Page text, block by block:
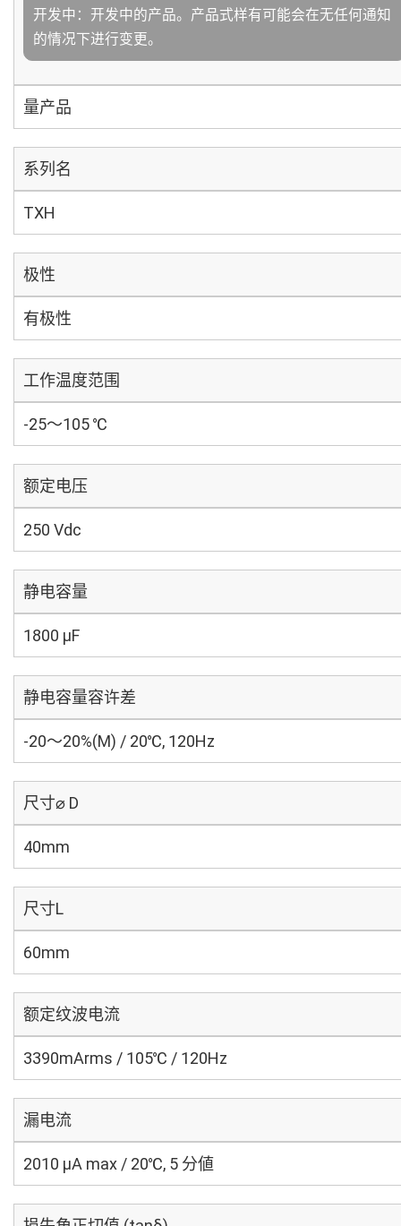
开发中：开发中的产品。产品式样有可能会在无任何通知
的情况下进行变更。
量产品
系列名
TXH
极性
有极性
工作温度范围
-25～105 ℃
额定电压
250 Vdc
静电容量
1800 µF
静电容量容许差
-20～20%(M) / 20℃, 120Hz
尺寸⌀ D
40mm
尺寸L
60mm
额定纹波电流
3390mArms / 105℃ / 120Hz
漏电流
2010 μA max / 20℃, 5 分値